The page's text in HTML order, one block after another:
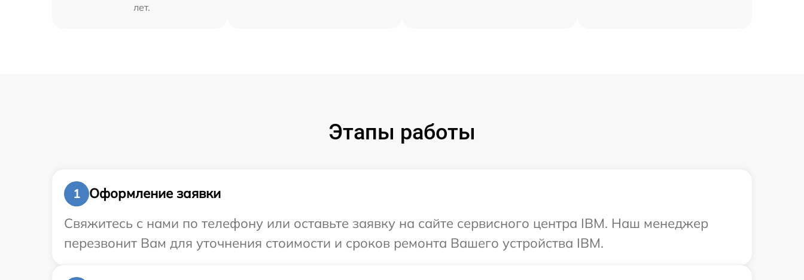
лет.
Этапы работы
1
Оформление заявки
Свяжитесь с нами по телефону или оставьте заявку на сайте сервисного центра IBM. Наш менеджер
перезвонит Вам для уточнения стоимости и сроков ремонта Вашего устройства IBM.